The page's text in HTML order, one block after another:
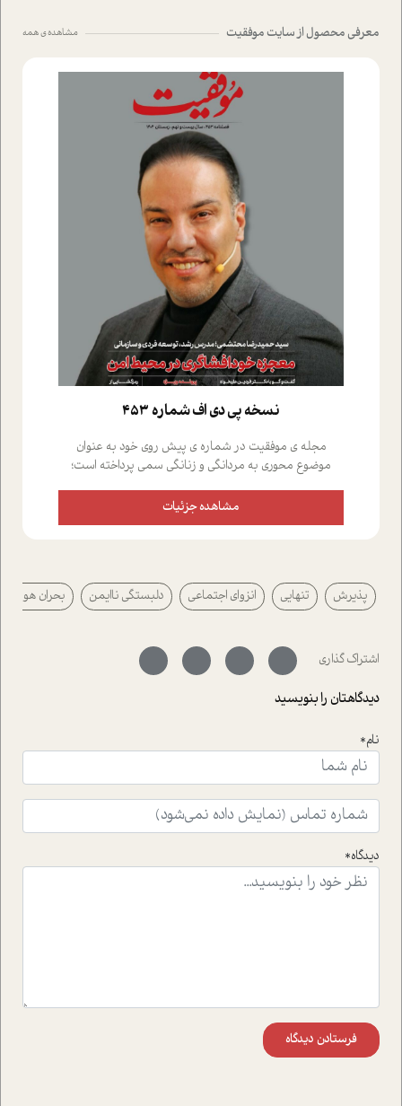
معرفی محصول از سایت موفقیت مشاهده ی همه
نسخه پي دي اف شماره 453
مجله ی موفقیت در شماره ی پیش روی خود به عنوان
موضوع محوری به مردانگی و زنانگی سمی پرداخته است؛
علیخواه، جامعه شناس در بخش های مختلف تلاش کرده ایم
از دریچه های گوناگون به این موضوع مهم بپردازیم.فصل
پیرامون آن آشنا می کند.در بخش دو فنجان داغ به سراغ افرادی
رفته ایم که موفقیت را در عمل به اثبات رسانده اند؛ سید
حمیدرضا محتشمی که بیست و پنجمین سال فعالیت حرفه
سر نهاده است و نیز کرامت عزیز زاده؛ سفیر صلح و دوستی که
با رکاب زدن در بیش از هفتاد کشور و کاشتن درخت، به نماد
حمایت از محیط زیست و منابع طبیعی تبدیل گشته
است.فصل روایت اجنبی ها در این شماره به دو موضوع
ای که به زندگی شگفت انگیز جین گودال و تاثیرات کاوش های
ایشان در حوزه ی شامپانزه ها بر زندگی امروزی ما نگاهی
افکنده است.فصل اتاق 333 شما را پای صحبت یک تجربه ی
واقعی در ارتباط با اختلال شخصیت اسکزوئید و مشکلات و نیز
راهکارهای حل آن قرار می دهد که در اتاق درمان اتفاق افتاده
موثرترین راهکارهای استفاده از هوش مصنوعی در حوزه های
مشاهده جزئیات
پذیرش تنهایی انزوای اجتماعی دلبستگی ناایمن بحران هویت
اشتراک گذاری
دیدگاهتان را بنویسید
نام*
دیدگاه*
فرستادن دیدگاه